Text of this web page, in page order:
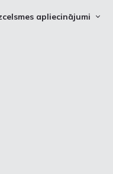
Tiešie pieslēgumiapliecinājumi